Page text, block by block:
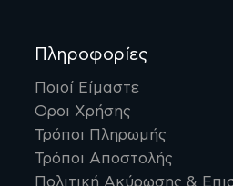
Πληροφορίες
Ποιοί Είμαστε
Οροι Χρήσης
Τρόποι Πληρωμής
Τρόποι Αποστολής
Πολιτική Ακύρωσης &